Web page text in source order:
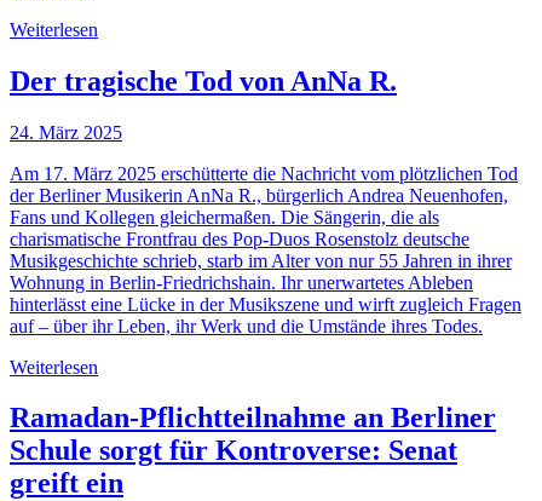
Weiterlesen
Der tragische Tod von AnNa R.
24. März 2025
Am 17. März 2025 erschütterte die Nachricht vom plötzlichen Tod
der Berliner Musikerin AnNa R., bürgerlich Andrea Neuenhofen,
Fans und Kollegen gleichermaßen. Die Sängerin, die als
charismatische Frontfrau des Pop-Duos Rosenstolz deutsche
Musikgeschichte schrieb, starb im Alter von nur 55 Jahren in ihrer
Wohnung in Berlin-Friedrichshain. Ihr unerwartetes Ableben
hinterlässt eine Lücke in der Musikszene und wirft zugleich Fragen
auf – über ihr Leben, ihr Werk und die Umstände ihres Todes.
Weiterlesen
Ramadan-Pflichtteilnahme an Berliner
Schule sorgt für Kontroverse: Senat
greift ein